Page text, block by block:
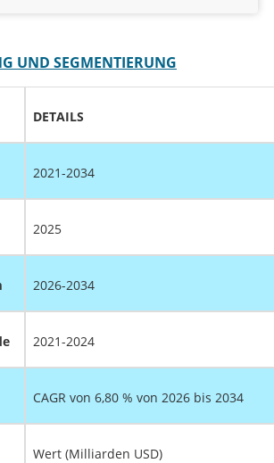
UND SEGMENTIERUNG
DETAILS
2021-2034
2025
2026-2034
2021-2024
CAGR von 6,80 % von 2026 bis 2034
Wert (Milliarden USD)